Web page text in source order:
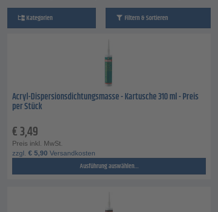
Kategorien Filtern & Sortieren
Acryl-Dispersionsdichtungsmasse - Kartusche 310 ml - Preis
per Stück
€3,49
Preis inkl. MwSt.
zzgl. € 5,90 Versandkosten
Ausführung auswählen...